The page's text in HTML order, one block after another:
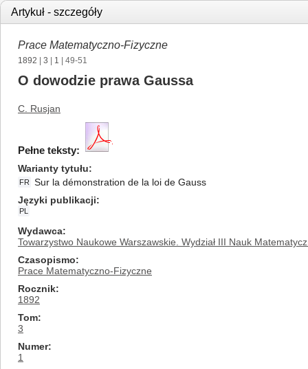
Artykuł - szczegóły
Prace Matematyczno-Fizyczne
1892 3 1 | 49-51
O dowodzie prawa Gaussa
C. Rusjan
Pełne teksty:
Warianty tytułu
FR
Sur la démonstration de la loi de Gauss
Języki publikacji
PL
Wydawca
Towarzystwo Naukowe Warszawskie. Wydział III Nauk
Czasopismo
Prace Matematyczno-Fizyczne
Rocznik
1892
Tom
3
Numer
1